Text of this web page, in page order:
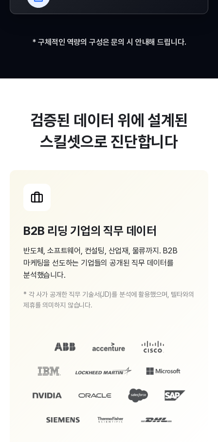
* 구체적인 역량의 구성은 문의 시 안내해 드립니다.
검증된 데이터 위에 설계된
스킬셋으로 진단합니다
B2B 리딩 기업의 직무 데이터
반도체, 소프트웨어, 컨설팅, 산업재, 물류까지. B2B
마케팅을 선도하는 기업들의 공개된 직무 데이터를
분석했습니다.
* 각 사가 공개한 직무 기술서(JD)를 분석에 활용했으며, 텔타와의
제휴를 의미하지 않습니다.